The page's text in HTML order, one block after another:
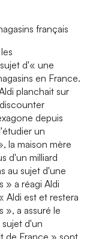
français
d'« une
en France.
planchait sur
depuis
un
la maison mère
d'un milliard
au sujet d'une
» a réagi Aldi
Aldi est et restera
», a assuré le
d'un